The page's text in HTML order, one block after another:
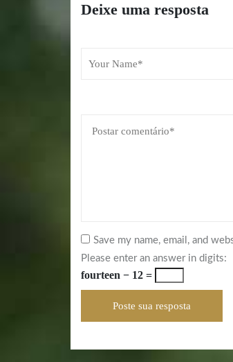
Deixe uma resposta
Save my name, email, and
Please enter an answer in digits:
fourteen − 12 =
Poste sua resposta